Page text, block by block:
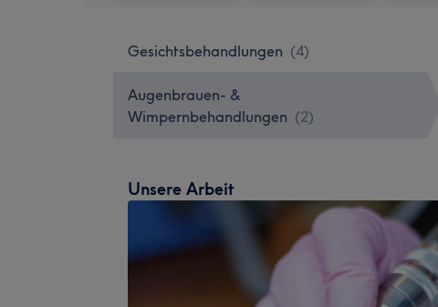
Gesichtsbehandlungen (4)
Augenbrauen- &
Wimpernbehandlungen (2)
Unsere Arbeit